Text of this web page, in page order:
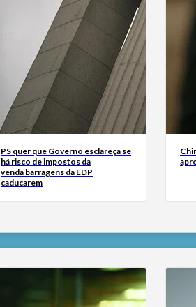
PS quer que Governo esclareça se
há risco de impostos da
venda barragens da EDP
caducarem